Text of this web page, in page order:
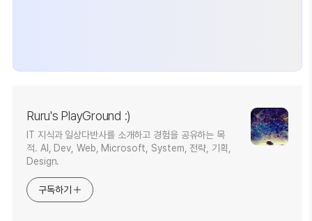
Ruru's PlayGround :)
IT 지식과 일상다반사를 소개하고 경험을 공유하는 목
적. AI, Dev, Web, Microsoft, System, 전략, 기획,
Design.
구독하기